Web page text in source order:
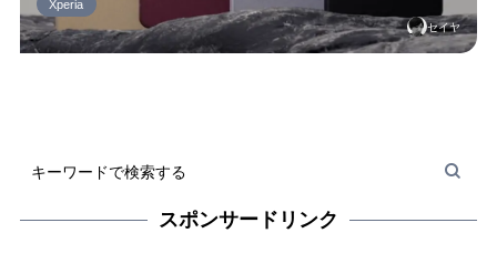
Xperia
セイヤ
スポンサードリンク